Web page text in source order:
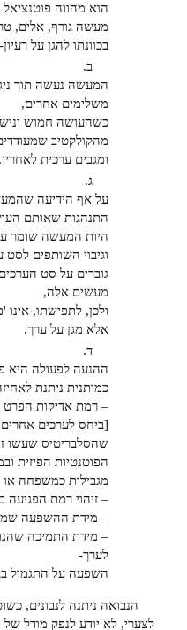
הוא מהווה
מעשה גורף, אלים,
בכוונתו להגן על
ב.
המעשה נעשה תוך
משלימים אחרים,
כשהעושה חמוש
מהקולקטיב
ומגבים ערכית לאחריו.
ג.
על אף הידיעה
התנהגות שאותם
היות המעשה שומר
וגיבוי השותפים לסט
גוברים על סט
מעשים אלה,
ולכן, לתפישתו, אינו
אלא מגן על ערך.
ד.
ההנעה לפעולה היא
כמותנית ניתנת
– רמת אדיקות הפרט
[ביחס לערכים
שהסלבריטיס שעשו
הפוטנטיות הפיזית
מגבילות כמשפחה או
– זיהוי רמת הפגיעה
– מידת ההשפעה
– מידת התמיכה
לערך-
השפעה על התגמול
הנבואה ניתנה לנבונים,
לצערי, לא יודע לנפק מודל